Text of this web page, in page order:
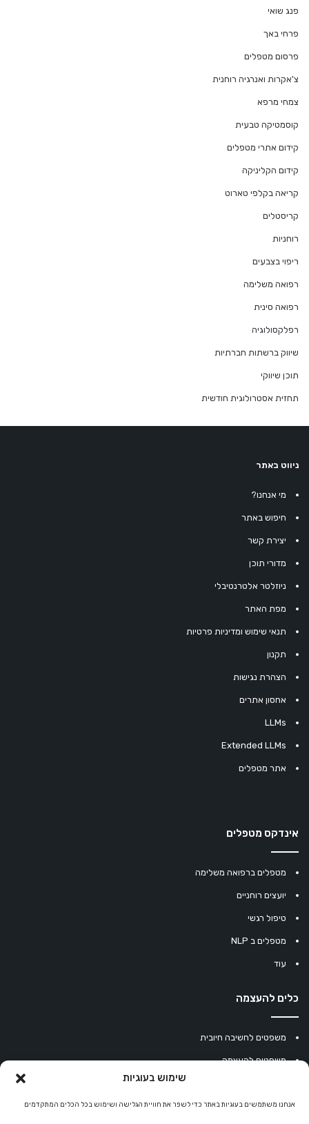
שימוש בעוגיות
אנחנו משתמשים בעוגיות באתר כדי לשפר את חוויית הגלישה ושימוש בכל הכלים המתקדמים
פנג שואי
פרחי באך
פרסום מטפלים
צ'אקרות ואנרגיה רוחנית
צמחי מרפא
קוסמטיקה טבעית
קידום אתרי מטפלים
קידום הקליניקה
קריאה בקלפי טארוט
קריסטלים
רוחניות
ריפוי בצבעים
רפואה משלימה
רפואה סינית
רפלקסולוגיה
שיווק ברשתות חברתיות
תוכן שיווקי
תחזית אסטרולוגית חודשית
ניווט באתר
מי אנחנו?
חיפוש באתר
יצירת קשר
מדורי תוכן
ניוזלטר אלטרנטיבלי
מפת האתר
תנאי שימוש ומדיניות פרטיות
תקנון
הצהרת נגישות
אחסון אתרים
LLMs
Extended LLMs
אתר מטפלים
אינדקס מטפלים
מטפלים ברפואה משלימה
יועצים רוחניים
טיפול רגשי
מטפלים ב NLP
עוד
כלים להעצמה
משפטים לחשיבה חיובית
משפטים להעצמה
מחשבון נומרולוגיה